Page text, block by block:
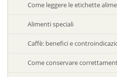
Come leggere le etichette
Alimenti speciali
Caffè: benefici e
Come conservare